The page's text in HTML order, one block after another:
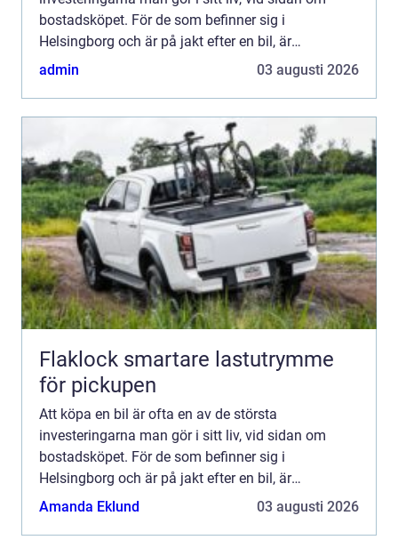
bostadsköpet. För de som befinner sig i
Helsingborg och är på jakt efter en bil, är
begagnade bilar Helsingborg et...
admin 03 augusti 2026
Flaklock smartare lastutrymme
för pickupen
Att köpa en bil är ofta en av de största
investeringarna man gör i sitt liv, vid sidan om
bostadsköpet. För de som befinner sig i
Helsingborg och är på jakt efter en bil, är
begagnade bilar Helsingborg et...
Amanda Eklund 03 augusti 2026